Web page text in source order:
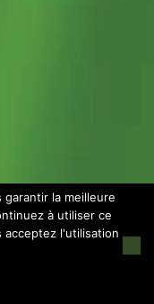
la meilleure
à utiliser ce
acceptez l'utilisation